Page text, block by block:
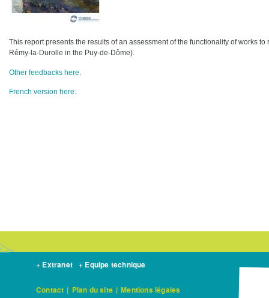
This report presents the results of an assessment of the functionality of works
Rémy-la-Durolle in the Puy-de-Dôme).
Other feedbacks here.
French version here.
+ Extranet + Equipe technique
Contact | Plan du site | Mentions légales